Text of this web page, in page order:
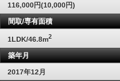
116,000円(10,000円)
間取/専有面積
1LDK/46.8m2
築年月
2017年12月